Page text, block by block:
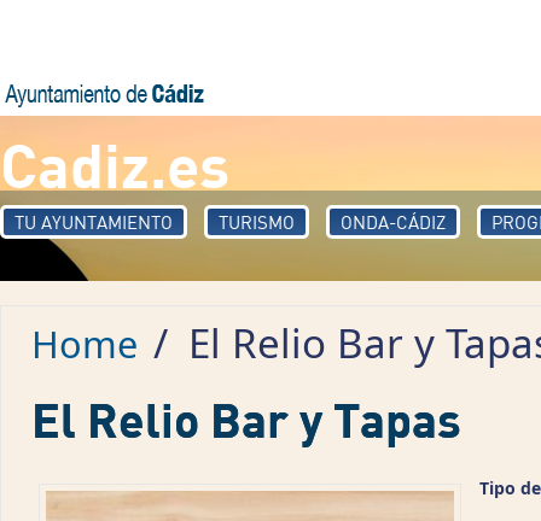
Cadiz.es
TU AYUNTAMIENTO TURISMO ONDA-CÁDIZ
Home / El Relio Bar y
El Relio Bar y Tapas
Tipo